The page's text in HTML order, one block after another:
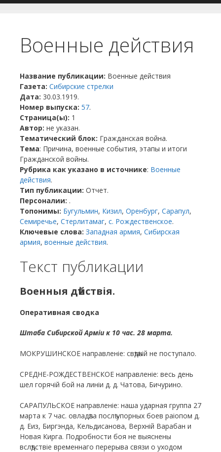
Военные действия
Название публикации: Военные действия
Газета: Сибирские стрелки
Дата: 30.03.1919.
Номер выпуска: 57.
Страница(ы): 1
Автор: не указан.
Тематический блок: Гражданская война.
Тема: Причина, военные события, этапы и итоги
Гражданской войны.
Рубрика как указано в источнике: Военные
действия.
Тип публикации: Отчет.
Персоналии: .
Топонимы: Бугульмин, Кизил, Оренбург, Сарапул,
Семиречье, Стерлитамаг, с. Рождественское.
Ключевые слова: Западная армия, Сибирская
армия, военные действия.
Текст публикации
Военныя дѣйствія.
Оперативная сводка
Штаба Сибирской Арміи к 10 час. 28 марта.
МОКРУШИНСКОЕ направленіе: свѣдѣній не поступало.
СРЕДНЕ-РОЖДЕСТВЕНСКОЕ направленіе: весь день
шел горячій бой на линіи д. д. Чатова, Бичурино.
САРАПУЛЬСКОЕ направленіе: наша ударная группа 27
марта к 7 час. овладѣла послѣ упорных боев раіопом д.
д. Еиз, Биргэнда, Кельдисанова, Верхній Варабан и
Новая Кирга. Подробности боя не выяснены
вслѣдствіе временнаго перерыва связи о уходом